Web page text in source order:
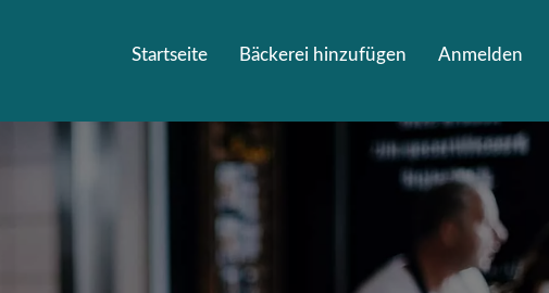
Startseite Bäckerei hinzufügen Anmelden